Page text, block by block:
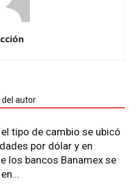
del autor
tipo de cambio se ubicó
por dólar y en
los bancos Banamex se